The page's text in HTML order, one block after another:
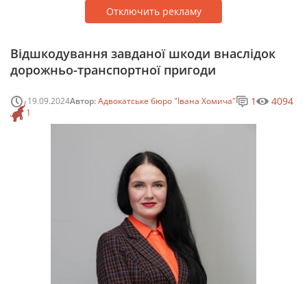
Отключить рекламу
Відшкодування завданої шкоди внаслідок
дорожньо-транспортної пригоди
19.09.2024Автор:Адвокатське бюро "Івана Хомича"
1
1 4094